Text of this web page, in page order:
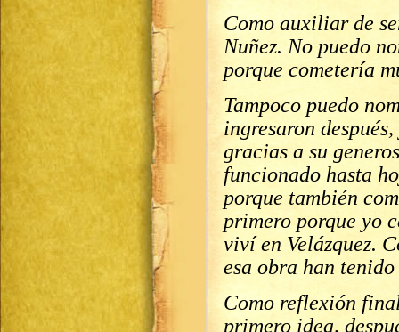
Como auxiliar de
Nuñez. No puedo
porque cometería
Tampoco puedo
ingresaron
gracias a su
funcionado hasta
porque también
primero porque yo
viví en Velázquez.
esa obra han
Como reflexión
primero idea,